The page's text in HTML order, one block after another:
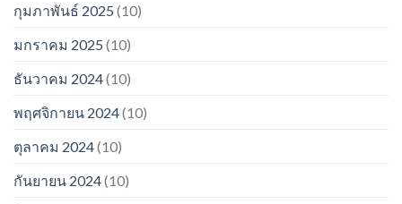
กุมภาพันธ์ 2025 (10)
มกราคม 2025 (10)
ธันวาคม 2024(10)
พฤศจิกายน 2024(10)
ตุลาคม 2024(10)
กันยายน 2024(10)